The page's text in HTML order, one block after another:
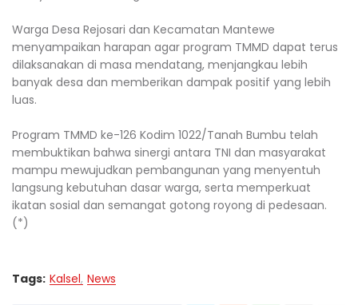
Warga Desa Rejosari dan Kecamatan Mantewe
menyampaikan harapan agar program TMMD dapat terus
dilaksanakan di masa mendatang, menjangkau lebih
banyak desa dan memberikan dampak positif yang lebih
luas.
Program TMMD ke-126 Kodim 1022/Tanah Bumbu telah
membuktikan bahwa sinergi antara TNI dan masyarakat
mampu mewujudkan pembangunan yang menyentuh
langsung kebutuhan dasar warga, serta memperkuat
ikatan sosial dan semangat gotong royong di pedesaan.
(*)
Tags: Kalsel News